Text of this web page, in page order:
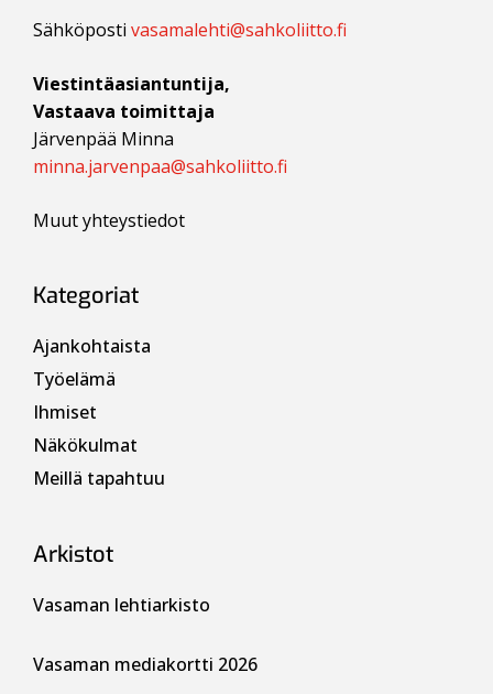
Sähköpostivasamalehti@sahkoliitto.fi
Viestintäasiantuntija,
Vastaava toimittaja
Järvenpää Minna
minna.jarvenpaa@sahkoliitto.fi
Muut yhteystiedot
Kategoriat
Ajankohtaista
Työelämä
Ihmiset
Näkökulmat
Meillä tapahtuu
Arkistot
Vasaman lehtiarkisto
Vasaman mediakortti 2026